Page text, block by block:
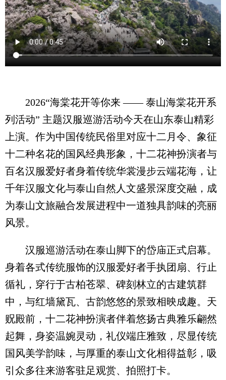
2026“海棠花开等你来 —— 泰山海棠花开系
列活动” 主题汉服巡游活动今天在山东泰山精彩
上演。作为中国传统民俗里对应十二月令、象征
十二种名花的国风经典形象，十二花神扮演者与
百名汉服爱好者身着传统华裳漫步云端花海，让
千年汉服文化与泰山自然人文盛景深度交融，成
为泰山文旅融合发展进程中一道独具韵味的亮丽
风景。
汉服巡游活动在泰山脚下的岱庙正式启幕。
身着各式传统服饰的汉服爱好者手执团扇、行止
循礼，穿行于古柏苍翠、碑刻林立的古建筑群
中，与红墙黛瓦、古韵悠悠的景致相映成趣。天
贶殿前，十二花神扮演者伴着悠扬古典雅乐翩然
起舞，身姿温婉灵动，礼仪端庄雅致，尽显传统
国风美学韵味，与厚重的泰山文化相得益彰，吸
引众多往来游客驻足观赏、拍照打卡。